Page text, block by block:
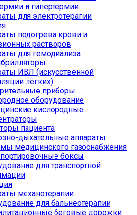
и гипертермии
для электротерапии
подогрева крови и
растворов
для гемодиализа
ИВЛ (искусственной
лёгких)
приборы
оборудование
кислородные
пациента
дыхательные аппараты
медицинского газоснабжения
боксы
для транспортной
механотерапии
для бальнеотерапии
беговые дорожки